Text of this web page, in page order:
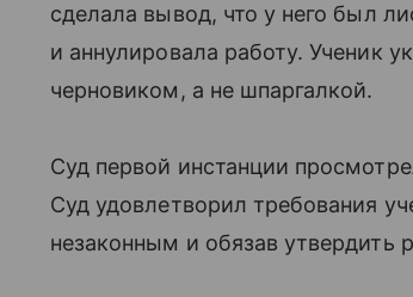
сделала вывод, что у него был
и аннулировала работу. Ученик
черновиком, а не шпаргалкой.
Суд первой инстанции
Суд удовлетворил требования
незаконным и обязав утвердить